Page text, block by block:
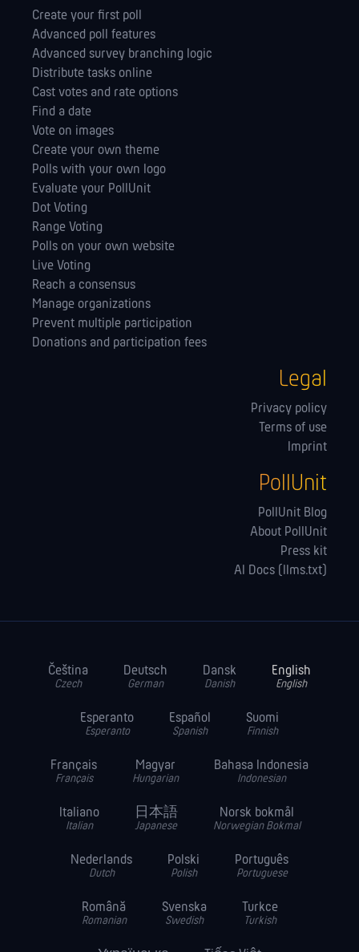
Create your first poll
Advanced poll features
Advanced survey branching logic
Distribute tasks online
Cast votes and rate options
Find a date
Vote on images
Create your own theme
Polls with your own logo
Evaluate your PollUnit
Dot Voting
Range Voting
Polls on your own website
Live Voting
Reach a consensus
Manage orga­nizations
Prevent multiple participation
Donations and participation fees
Legal
Privacy policy
Terms of use
Imprint
PollUnit
PollUnit Blog
About PollUnit
Press kit
AI Docs (llms.txt)
Čeština
Czech
Deutsch
German
Dansk
Danish
English
English
Esperanto
Esperanto
Español
Spanish
Suomi
Finnish
Français
Français
Magyar
Hungarian
Bahasa Indonesia
Indonesian
Italiano
Italian
日本語
Japanese
Norsk bokmål
Norwegian Bokmal
Nederlands
Dutch
Polski
Polish
Português
Portuguese
Română
Romanian
Svenska
Swedish
Turkce
Turkish